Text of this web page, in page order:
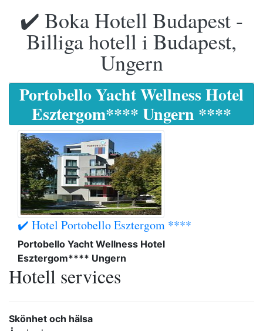
✔️ Boka Hotell Budapest -
Billiga hotell i Budapest,
Ungern
Portobello Yacht Wellness Hotel
Esztergom**** Ungern ****
✔️ Hotel Portobello Esztergom ****
Portobello Yacht Wellness Hotel
Esztergom**** Ungern
Hotell services
Skönhet och hälsa